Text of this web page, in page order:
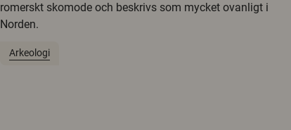
romerskt skomode och beskrivs som mycket ovanligt i
Norden.
Arkeologi